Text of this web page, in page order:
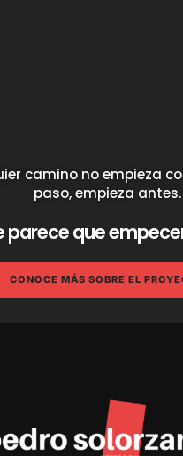
camino no empieza
paso, empieza antes.
parece que
CONOCE MÁS SOBRE EL